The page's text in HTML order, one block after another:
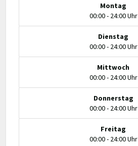
Montag
00:00 - 24:00 Uhr
Dienstag
00:00 - 24:00 Uhr
Mittwoch
00:00 - 24:00 Uhr
Donnerstag
00:00 - 24:00 Uhr
Freitag
00:00 - 24:00 Uhr